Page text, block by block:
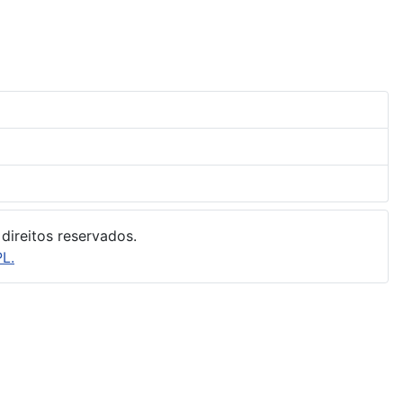
reservados.